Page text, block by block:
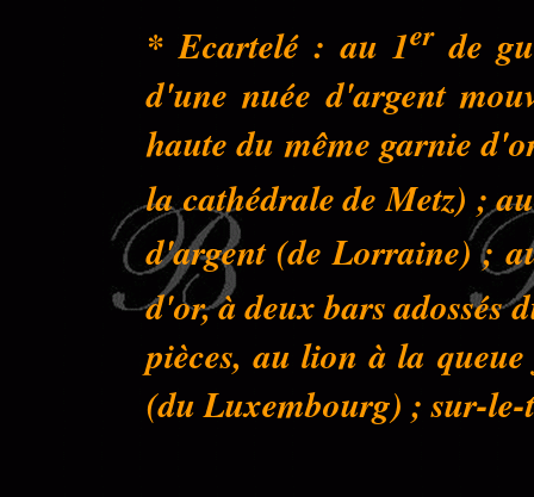
* Ecartelé : au 1erde
d'une nuée d'argent
haute du même garnie
la cathédrale de Metz) ;
d'argent (de Lorraine) ;
d'or, à deux bars adossés
pièces, au lion à la
(du Luxembourg) ; sur-le-